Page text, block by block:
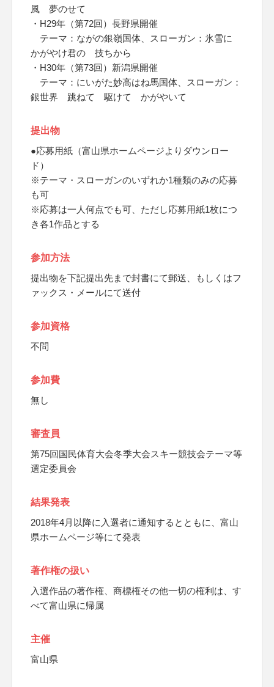
風 夢のせて
・H29年（第72回）長野県開催
テーマ：ながの銀嶺国体、スローガン：氷雪に
かがやけ君の 技ちから
・H30年（第73回）新潟県開催
テーマ：にいがた妙高はね馬国体、スローガン：
銀世界 跳ねて 駆けて かがやいて
提出物
●応募用紙（富山県ホームページよりダウンロー
ド）
※テーマ・スローガンのいずれか1種類のみの応募
も可
※応募は一人何点でも可、ただし応募用紙1枚につ
き各1作品とする
参加方法
提出物を下記提出先まで封書にて郵送、もしくはフ
ァックス・メールにて送付
参加資格
不問
参加費
無し
審査員
第75回国民体育大会冬季大会スキー競技会テーマ等
選定委員会
結果発表
2018年4月以降に入選者に通知するとともに、富山
県ホームページ等にて発表
著作権の扱い
入選作品の著作権、商標権その他一切の権利は、す
べて富山県に帰属
主催
富山県